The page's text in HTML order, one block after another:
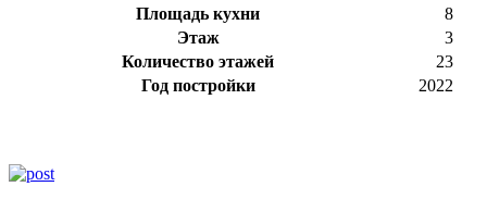
Площадь кухни
8
Этаж
3
Количество этажей
23
Год постройки
2022